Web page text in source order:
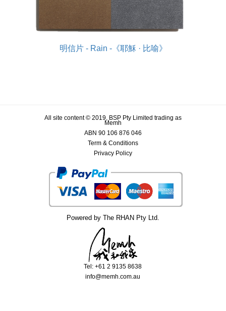
明信片 - Rain -《耶穌 · 比喻》
All site content © 2019, BSP Pty Limited trading as
Memh
ABN 90 106 876 046
Term & Conditions
Privacy Policy
Powered by The RHAN Pty Ltd.
Tel: +61 2 9135 8638
info@memh.com.au